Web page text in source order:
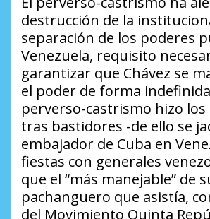
destrucción de la
separación de los poderes
Venezuela, requisito
garantizar que Chávez se
el poder de forma
perverso-castrismo hizo
tras bastidores -de ello se
embajador de Cuba en
fiestas con generales
que el “más manejable” de
pachanguero que asistía,
del Movimiento Quinta